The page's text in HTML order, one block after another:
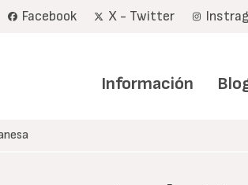
Facebook X - Twitter
Información